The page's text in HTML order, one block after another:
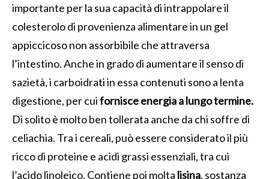
importante per la sua capacità di intrappolare il
colesterolo di provenienza alimentare in un gel
appiccicoso non assorbibile che attraversa
l’intestino. Anche in grado di aumentare il senso di
sazietà, i carboidrati in essa contenuti sono a lenta
digestione, per cuifornisce energia a lungo termine.
Di solito è molto ben tollerata anche da chi soffre di
celiachia. Tra i cereali, può essere considerato il più
ricco di proteine e acidi grassi essenziali, tra cui
l’acido linoleico. Contiene poi molta lisina, sostanza